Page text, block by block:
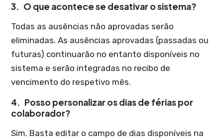
3. O que acontece se desativar o sistema?
Todas as ausências não aprovadas serão
eliminadas. As ausências aprovadas (passadas ou
futuras) continuarão no entanto disponíveis no
sistema e serão integradas no recibo de
vencimento do respetivo mês.
4. Posso personalizar os dias de férias por
colaborador?
Sim. Basta editar o campo de dias disponíveis na